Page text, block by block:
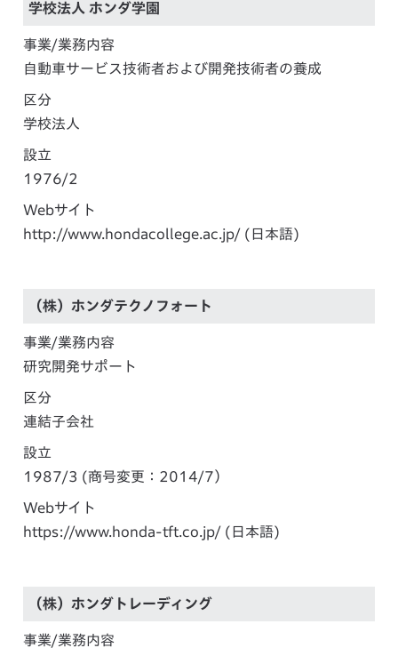
学校法人 ホンダ学園
事業/業務内容
自動車サービス技術者および開発技術者の養成
区分
学校法人
設立
1976/2
Webサイト
http://www.hondacollege.ac.jp/(日本語)
（株）ホンダテクノフォート
事業/業務内容
研究開発サポート
区分
連結子会社
設立
1987/3 (商号変更：2014/7）
Webサイト
https://www.honda-tft.co.jp/(日本語)
（株）ホンダトレーディング
事業/業務内容